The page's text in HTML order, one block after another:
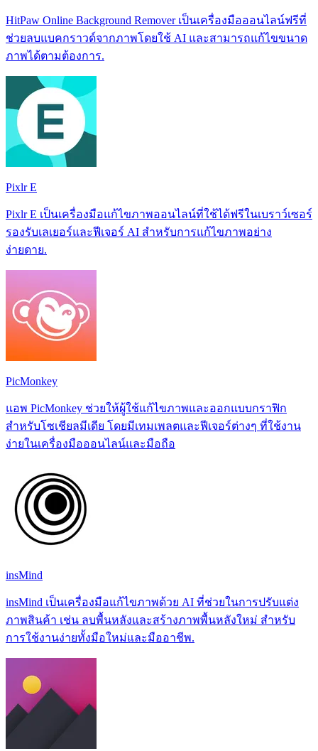
HitPaw Online Background Remover เป็นเครื่องมือออนไลน์ฟรีที่
ช่วยลบแบคกราวด์จากภาพโดยใช้ AI และสามารถแก้ไขขนาด
ภาพได้ตามต้องการ.
Pixlr E
Pixlr E เป็นเครื่องมือแก้ไขภาพออนไลน์ที่ใช้ได้ฟรีในเบราว์เซอร์
รองรับเลเยอร์และฟีเจอร์ AI สำหรับการแก้ไขภาพอย่าง
ง่ายดาย.
PicMonkey
แอพ PicMonkey ช่วยให้ผู้ใช้แก้ไขภาพและออกแบบกราฟิก
สำหรับโซเชียลมีเดีย โดยมีเทมเพลตและฟีเจอร์ต่างๆ ที่ใช้งาน
ง่ายในเครื่องมือออนไลน์และมือถือ
insMind
insMind เป็นเครื่องมือแก้ไขภาพด้วย AI ที่ช่วยในการปรับแต่ง
ภาพสินค้า เช่น ลบพื้นหลังและสร้างภาพพื้นหลังใหม่ สำหรับ
การใช้งานง่ายทั้งมือใหม่และมืออาชีพ.